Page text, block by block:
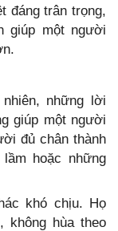
đáng trân trọng,
giúp một người
những lời
giúp một người
đủ chân thành
hoặc những
khó chịu. Họ
không hùa theo